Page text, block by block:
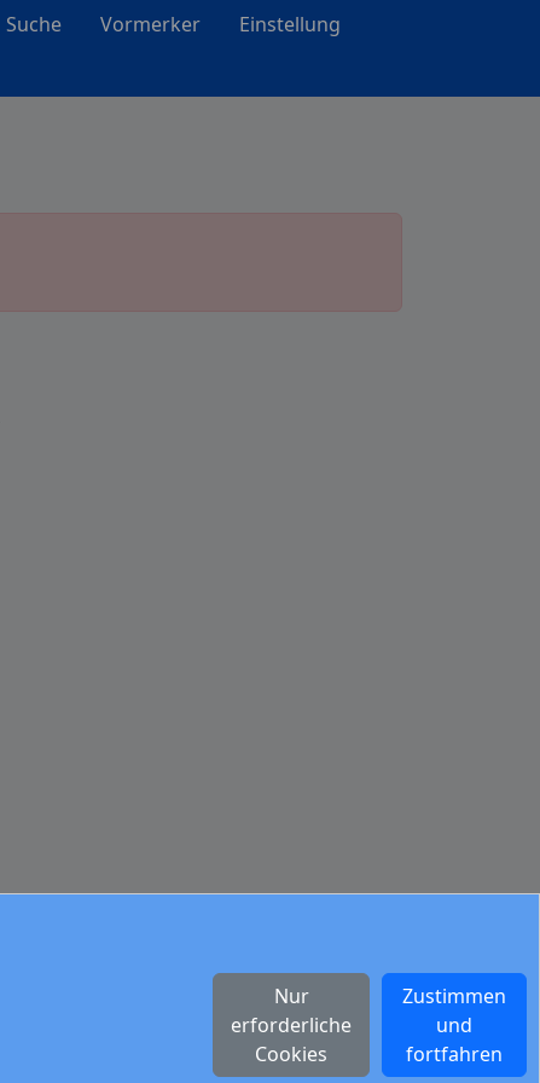
Suche Vormerker
Einstellung
Zustimmen
und
fortfahren
Nur
erforderliche
Cookies